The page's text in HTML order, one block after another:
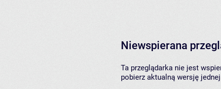
Niewspierana
Ta przeglądarka nie jest
pobierz aktualną wersję